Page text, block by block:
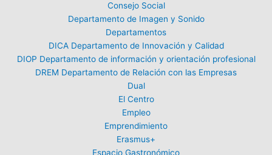
Consejo Social
Departamento de Imagen y Sonido
Departamentos
DICA Departamento de Innovación y Calidad
DIOP Departamento de información y orientación profesional
DREM Departamento de Relación con las Empresas
Dual
El Centro
Empleo
Emprendimiento
Erasmus+
Espacio Gastronómico